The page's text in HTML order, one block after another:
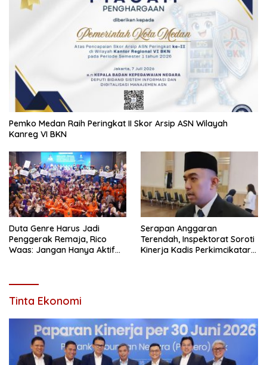
Pemko Medan Raih Peringkat II Skor Arsip ASN Wilayah
Kanreg VI BKN
Duta Genre Harus Jadi
Penggerak Remaja, Rico
Waas: Jangan Hanya Aktif
Serapan Anggaran
Terendah, Inspektorat Soroti
Kinerja Kadis Perkimcikataru
Tinta Ekonomi